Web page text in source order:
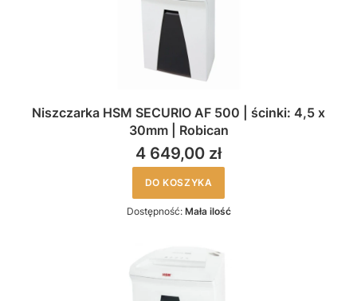
Niszczarka HSM SECURIO AF 500 | ścinki: 4,5 x
30mm | Robican
4 649,00 zł
DO KOSZYKA
Dostępność: Mała ilość